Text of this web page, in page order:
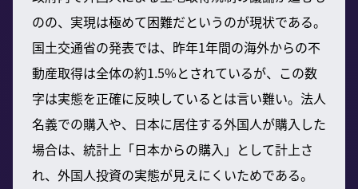
のの、実現は極めて困難だというのが現状である。
国土交通省の発表では、昨年1年間の海外からの不
動産取得は全体の約1.5%とされているが、この数
字は実態を正確に反映しているとは言い難い。法人
名義での購入や、日本に居住する外国人が購入した
場合は、統計上「日本からの購入」として計上さ
れ、外国人投資の実態が見えにくいためである。